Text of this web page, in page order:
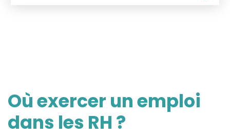
Où exercer un emploi
dans les RH ?